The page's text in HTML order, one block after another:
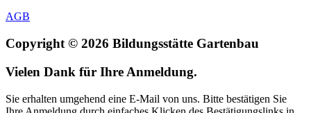
AGB
Copyright © 2026 Bildungsstätte Gartenbau
Vielen Dank für Ihre Anmeldung.
Sie erhalten umgehend eine E-Mail von uns. Bitte bestätigen Sie